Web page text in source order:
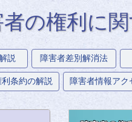
者の権利に
説 障害者差別解消法
利条約の解説 障害者情報ア